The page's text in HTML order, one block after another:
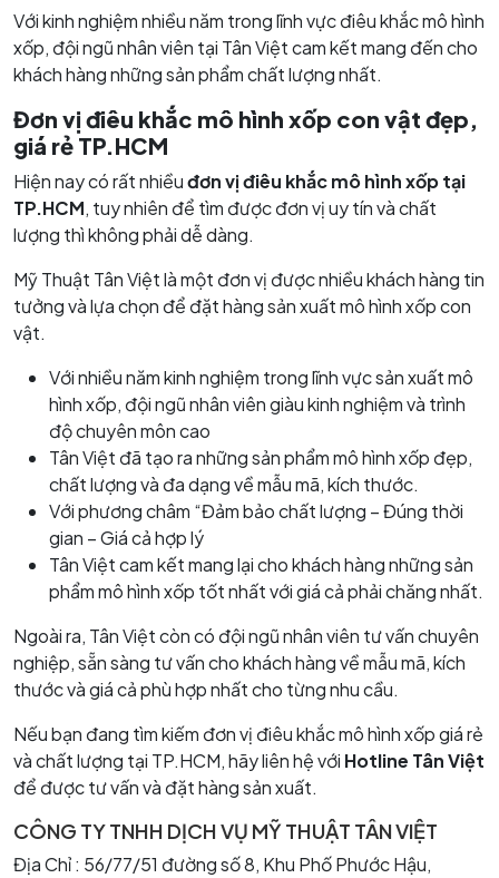
Với kinh nghiệm nhiều năm trong lĩnh vực điêu khắc mô hình
xốp, đội ngũ nhân viên tại Tân Việt cam kết mang đến cho
khách hàng những sản phẩm chất lượng nhất.
Đơn vị điêu khắc mô hình xốp con vật đẹp,
giá rẻ TP.HCM
Hiện nay có rất nhiềuđơn vị điêu khắc mô hình xốp tại
TP.HCM, tuy nhiên để tìm được đơn vị uy tín và chất
lượng thì không phải dễ dàng.
Mỹ Thuật Tân Việt là một đơn vị được nhiều khách hàng tin
tưởng và lựa chọn để đặt hàng sản xuất mô hình xốp con
vật.
Với nhiều năm kinh nghiệm trong lĩnh vực sản xuất mô
hình xốp, đội ngũ nhân viên giàu kinh nghiệm và trình
độ chuyên môn cao
Tân Việt đã tạo ra những sản phẩm mô hình xốp đẹp,
chất lượng và đa dạng về mẫu mã, kích thước.
Với phương châm “Đảm bảo chất lượng – Đúng thời
gian – Giá cả hợp lý
Tân Việt cam kết mang lại cho khách hàng những sản
phẩm mô hình xốp tốt nhất với giá cả phải chăng nhất.
Ngoài ra, Tân Việt còn có đội ngũ nhân viên tư vấn chuyên
nghiệp, sẵn sàng tư vấn cho khách hàng về mẫu mã, kích
thước và giá cả phù hợp nhất cho từng nhu cầu.
Nếu bạn đang tìm kiếm đơn vị điêu khắc mô hình xốp giá rẻ
và chất lượng tại TP.HCM, hãy liên hệ với Hotline Tân Việt
để được tư vấn và đặt hàng sản xuất.
CÔNG TY TNHH DỊCH VỤ MỸ THUẬT TÂN VIỆT
Địa Chỉ : 56/77/51 đường số 8, Khu Phố Phước Hậu,